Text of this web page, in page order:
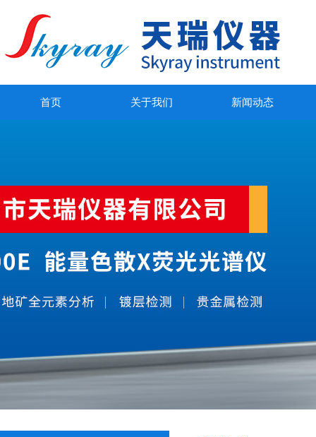
首页 关于我们 新闻动态